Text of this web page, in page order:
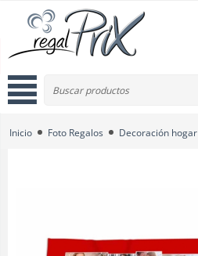
Inicio Foto Regalos Decoración hogar